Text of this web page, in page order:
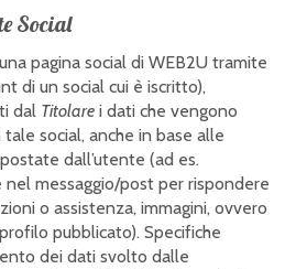
Social
pagina social di WEB2U tramite
di un social cui è iscritto),
dal Titolare i dati che vengono
social, anche in base alle
dall’utente (ad es.
messaggio/post per rispondere
o assistenza, immagini, ovvero
pubblicato). Specifiche
dei dati svolto dalle